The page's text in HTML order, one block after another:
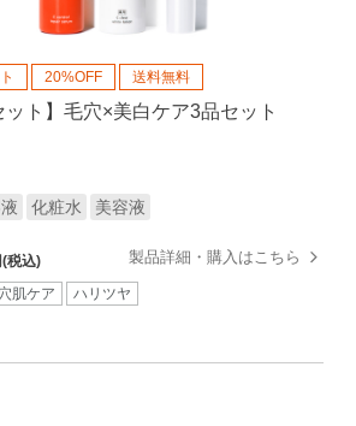
20%OFF 送料無料
ット】毛穴×美白ケア3品セット
化粧水 美容液
(税込) 製品詳細・購入はこちら
肌ケア ハリツヤ